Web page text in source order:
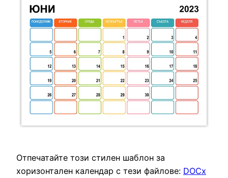
Отпечатайте този стилен шаблон за
хоризонтален календар с тези файлове: DOCx